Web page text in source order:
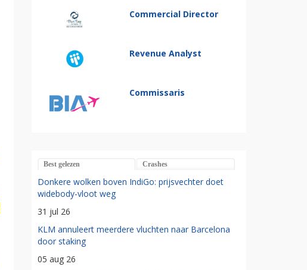
Commercial Director
Revenue Analyst
Commissaris
Best gelezen Crashes
Donkere wolken boven IndiGo: prijsvechter doet
widebody-vloot weg
31 jul 26
KLM annuleert meerdere vluchten naar Barcelona
door staking
05 aug 26